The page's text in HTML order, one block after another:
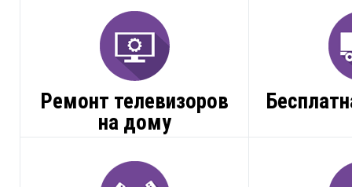
Ремонт телевизоров
на дому